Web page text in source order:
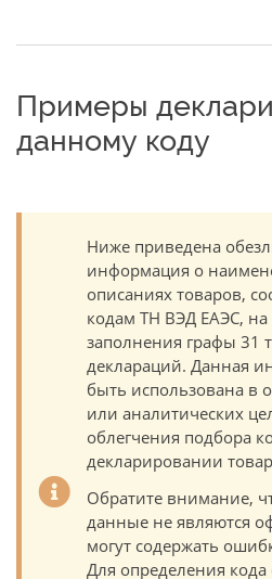
Примеры
данному коду
Ниже приведена
информация о
описаниях товаров,
кодам ТН ВЭД ЕАЭС, на
заполнения графы 31
деклараций. Данная
быть использована в
или аналитических
облегчения подбора
декларировании
Обратите внимание,
данные не являются
могут содержать
Для определения кода